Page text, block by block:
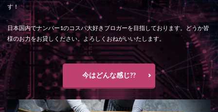
す！
日本国内でナンバー1のコスパ大好きブロガーを目指しております。どうか皆
様のお力をお貸しください。よろしくおねがいいたします。
今はどんな感じ??